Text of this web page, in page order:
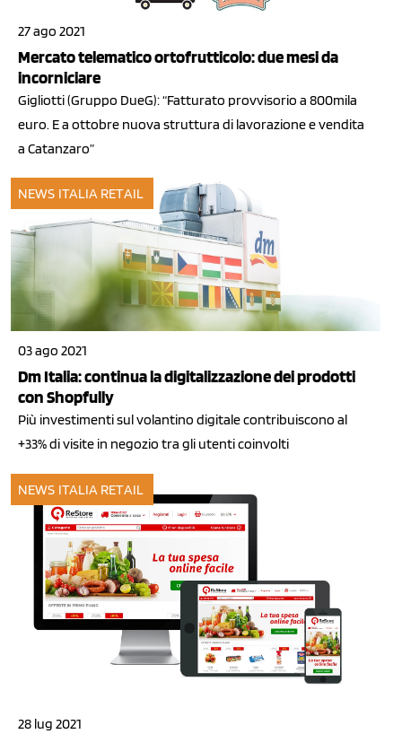
27 ago 2021
Mercato telematico ortofrutticolo: due mesi da
incorniciare
Gigliotti (Gruppo DueG): “Fatturato provvisorio a 800mila
euro. E a ottobre nuova struttura di lavorazione e vendita
a Catanzaro”
NEWS ITALIA RETAIL
03 ago 2021
Dm Italia: continua la digitalizzazione dei prodotti
con Shopfully
Più investimenti sul volantino digitale contribuiscono al
+33% di visite in negozio tra gli utenti coinvolti
NEWS ITALIA RETAIL
28 lug 2021